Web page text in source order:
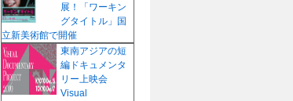
展！「ワーキン
グタイトル」国
立新美術館で開催
東南アジアの短
編ドキュメンタ
リー上映会
Visual